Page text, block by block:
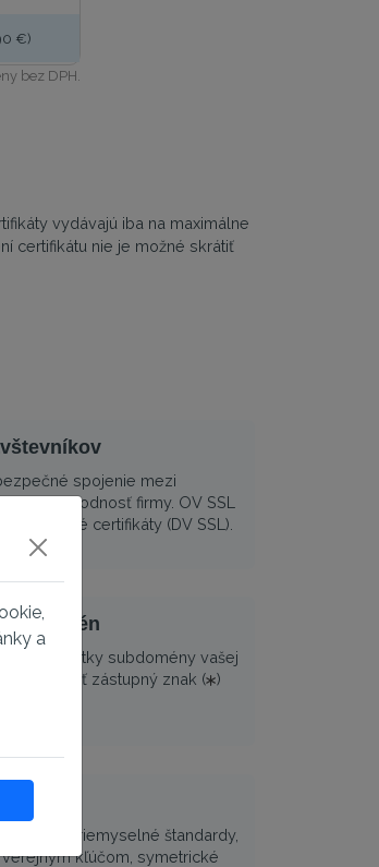
€)
bez DPH.
vydávajú iba na maximálne
certifikátu nie je možné skrátiť
spojenie mezi
dôveryhodnosť firmy. OV SSL
certifikáty (DV SSL).
všetky subdomény vašej
Stačí pridať zástupný znak ( )
a priemyselné štandardy,
kľúčom, symetrické
a